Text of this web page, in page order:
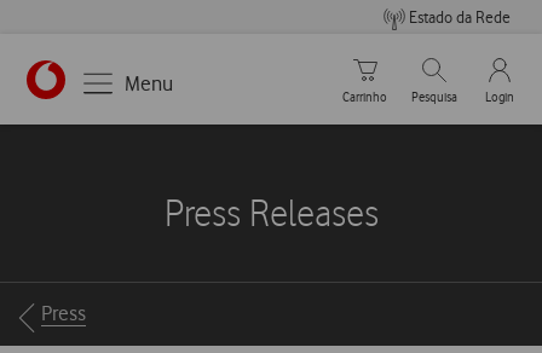
Estado da Rede
https://www.vodafone.pt
Menu
Carrinho de compras
Carrinho
Pesquisar
Pesquisa
My
Login
Press Releases
Breadcrumbs
Press